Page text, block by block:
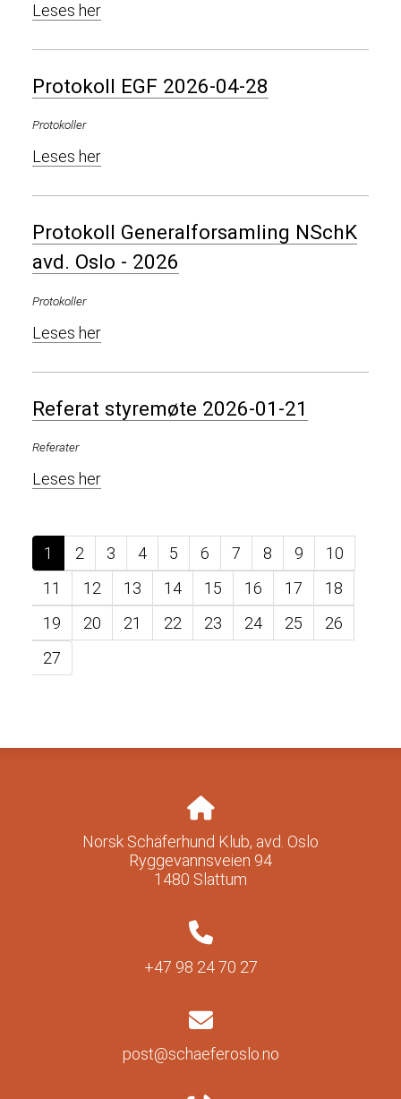
Leses her
Protokoll EGF 2026-04-28
Protokoller
Leses her
Protokoll Generalforsamling NSchK
avd. Oslo - 2026
Protokoller
Leses her
Referat styremøte 2026-01-21
Referater
Leses her
1 2 3 4 5 6 7 8 9
10
11
12 13 14 15 16 17
18
19
20 21 22 23 24 25
26
27
Norsk Schäferhund Klub, avd. Oslo
Ryggevannsveien 94
1480 Slattum
+47 98 24 70 27
post@schaeferoslo.no